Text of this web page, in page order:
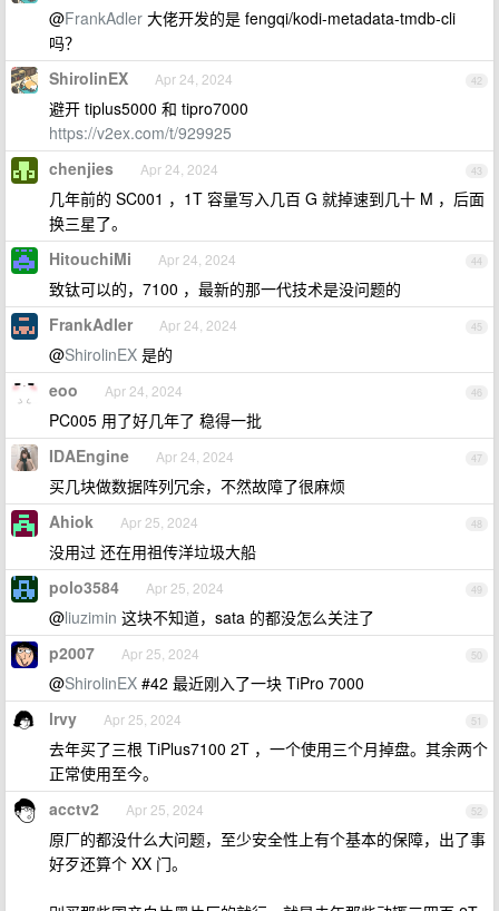
@FrankAdler 大佬开发的是 fengqi/kodi-metadata-tmdb-cli
吗？
42
ShirolinEX Apr 24, 2024
避开 tiplus5000 和 tipro7000
https://v2ex.com/t/929925
43
chenjies Apr 24, 2024
几年前的 SC001 ，1T 容量写入几百 G 就掉速到几十 M ，后面
换三星了。
44
HitouchiMi Apr 24, 2024
致钛可以的，7100 ，最新的那一代技术是没问题的
45
FrankAdler Apr 24, 2024
@ShirolinEX 是的
46
eoo Apr 24, 2024
PC005 用了好几年了 稳得一批
47
IDAEngine Apr 24, 2024
买几块做数据阵列冗余，不然故障了很麻烦
48
Ahiok Apr 25, 2024
没用过 还在用祖传洋垃圾大船
49
polo3584 Apr 25, 2024
@liuzimin 这块不知道，sata 的都没怎么关注了
50
p2007 Apr 25, 2024
@ShirolinEX #42 最近刚入了一块 TiPro 7000
51
lrvy Apr 25, 2024
去年买了三根 TiPlus7100 2T ，一个使用三个月掉盘。其余两个
正常使用至今。
52
acctv2 Apr 25, 2024
原厂的都没什么大问题，至少安全性上有个基本的保障，出了事
好歹还算个 XX 门。